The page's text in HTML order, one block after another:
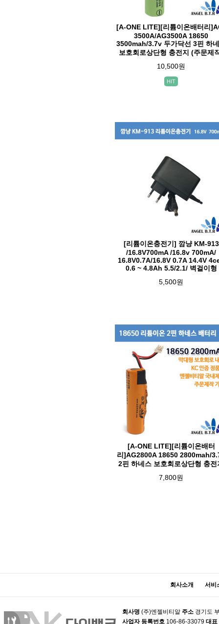
[A-ONE LITE][리튬이온배터리
3500A/AG3500A 18650
3500mah/3.7v 두가닥선 3핀 하
보호회로상단형 충전지 (주문제
10,500원
HIT
[리튬이온충전기] 깜냥 KM-913
/16.8V700mA /16.8v 700mA/
16.8V0.7A/16.8V 0.7A 14.4V
0.6 ~ 4.8Ah 5.5/2.1/ 벽걸이형
5,500원
[A-ONE LITE][리튬이온배터
리]AG2800A 18650 2800mah/
2핀 하네스 보호회로상단형 충전
7,800원
회사소개 서비
회사명 (주)엔젤비티알 주소 경기도
사업자 등록번호 106-86-33079 대표